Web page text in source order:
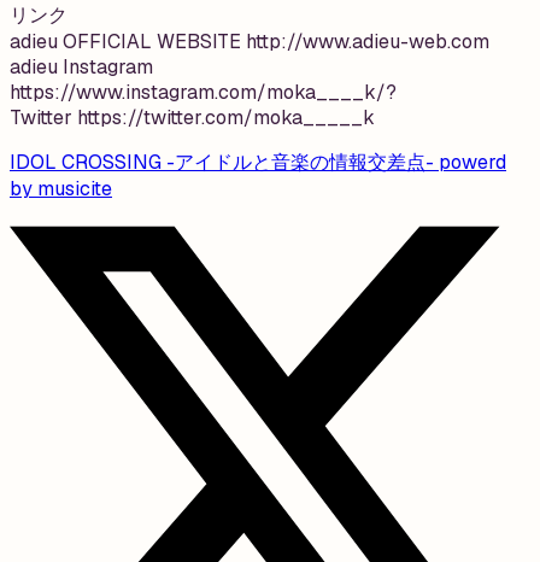
リンク
adieu OFFICIAL WEBSITE http://www.adieu-web.com
adieu Instagram
https://www.instagram.com/moka____k/?
Twitter https://twitter.com/moka_____k
IDOL CROSSING -アイドルと音楽の情報交差点- powerd
by musicite